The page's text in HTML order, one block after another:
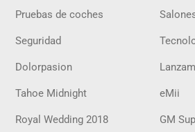
Pruebas de coches
Seguridad
Dolorpasion
Tahoe Midnight eMii
Royal Wedding 2018 GM